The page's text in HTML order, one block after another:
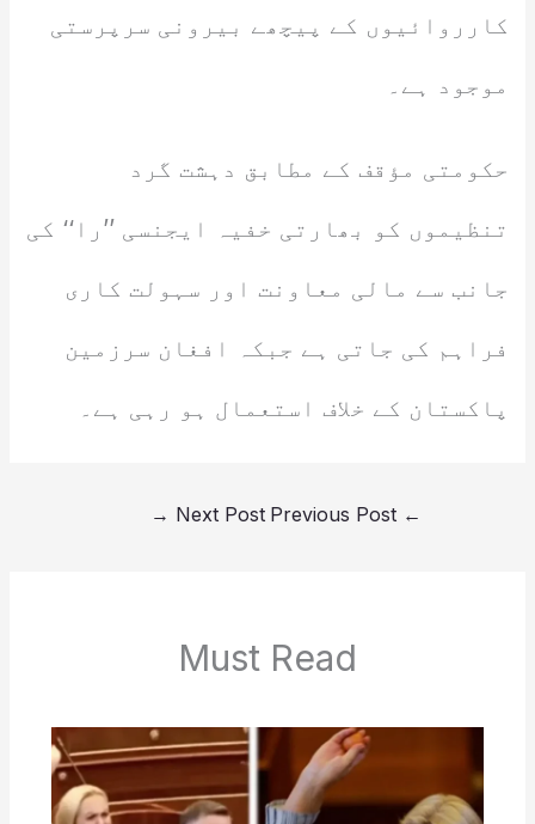
کارروائیوں کے پیچھے بیرونی سرپرستی
موجود ہے۔
حکومتی مؤقف کے مطابق دہشت گرد
تنظیموں کو بھارتی خفیہ ایجنسی ’’را‘‘ کی
جانب سے مالی معاونت اور سہولت کاری
فراہم کی جاتی ہے جبکہ افغان سرزمین
پاکستان کے خلاف استعمال ہو رہی ہے۔
←
Next Post
→
Must Read